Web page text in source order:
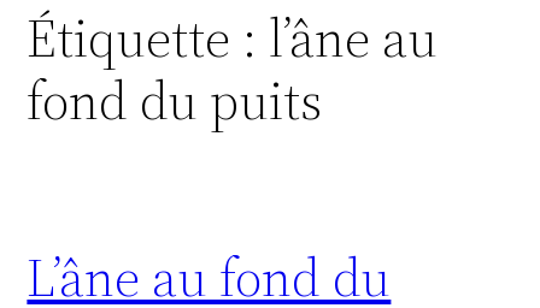
Étiquette : l’âne au
fond du puits
L’âne au fond du